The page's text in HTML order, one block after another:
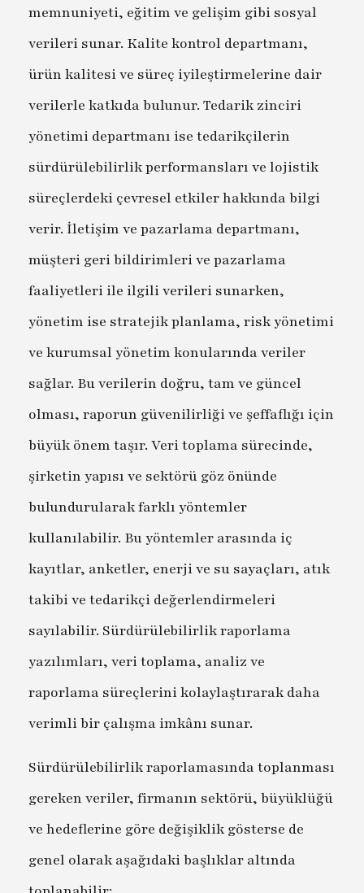
memnuniyeti, eğitim ve gelişim gibi sosyal
verileri sunar. Kalite kontrol departmanı,
ürün kalitesi ve süreç iyileştirmelerine dair
verilerle katkıda bulunur. Tedarik zinciri
yönetimi departmanı ise tedarikçilerin
sürdürülebilirlik performansları ve lojistik
süreçlerdeki çevresel etkiler hakkında bilgi
verir. İletişim ve pazarlama departmanı,
müşteri geri bildirimleri ve pazarlama
faaliyetleri ile ilgili verileri sunarken,
yönetim ise stratejik planlama, risk yönetimi
ve kurumsal yönetim konularında veriler
sağlar. Bu verilerin doğru, tam ve güncel
olması, raporun güvenilirliği ve şeffaflığı için
büyük önem taşır. Veri toplama sürecinde,
şirketin yapısı ve sektörü göz önünde
bulundurularak farklı yöntemler
kullanılabilir. Bu yöntemler arasında iç
kayıtlar, anketler, enerji ve su sayaçları, atık
takibi ve tedarikçi değerlendirmeleri
sayılabilir. Sürdürülebilirlik raporlama
yazılımları, veri toplama, analiz ve
raporlama süreçlerini kolaylaştırarak daha
verimli bir çalışma imkânı sunar.
Sürdürülebilirlik raporlamasında toplanması
gereken veriler, firmanın sektörü, büyüklüğü
ve hedeflerine göre değişiklik gösterse de
genel olarak aşağıdaki başlıklar altında